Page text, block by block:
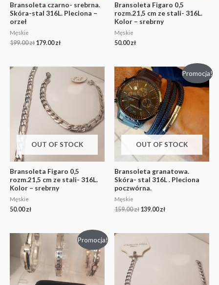
Bransoleta czarno- srebrna.
Skóra-stal 316L. Pleciona –
orzeł
Męskie
199.00zł 179.00zł
Bransoleta Figaro 0,5
rozm.21,5 cm ze stali- 316L.
Kolor – srebrny
Męskie
50.00zł
OUT OF STOCK
Bransoleta Figaro 0,5
rozm.21,5 cm ze stali- 316L.
Kolor – srebrny
Męskie
50.00zł
Promocja!
OUT OF STOCK
Bransoleta granatowa.
Skóra- stal 316L . Pleciona
poczwórna.
Męskie
159.00zł 139.00zł
Promocja!